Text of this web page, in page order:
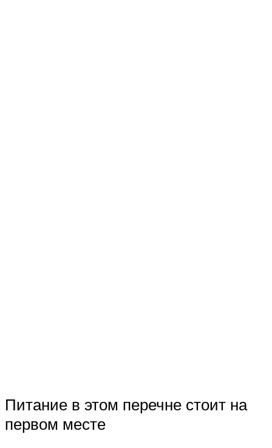
Питание в этом перечне стоит на
первом месте